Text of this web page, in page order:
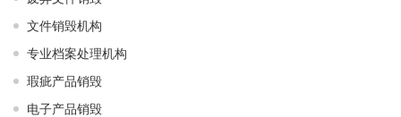
文件销毁机构
专业档案处理机构
瑕疵产品销毁
电子产品销毁